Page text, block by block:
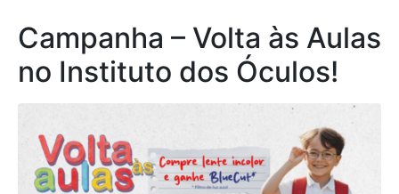
Campanha – Volta às Aulas
no Instituto dos Óculos!